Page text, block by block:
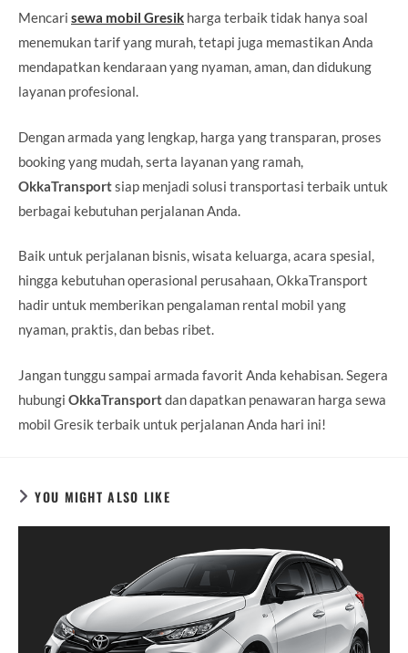
Mencari sewa mobil Gresik harga terbaik tidak hanya soal
menemukan tarif yang murah, tetapi juga memastikan Anda
mendapatkan kendaraan yang nyaman, aman, dan didukung
layanan profesional.
Dengan armada yang lengkap, harga yang transparan, proses
booking yang mudah, serta layanan yang ramah,
OkkaTransportsiap menjadi solusi transportasi terbaik untuk
berbagai kebutuhan perjalanan Anda.
Baik untuk perjalanan bisnis, wisata keluarga, acara spesial,
hingga kebutuhan operasional perusahaan, OkkaTransport
hadir untuk memberikan pengalaman rental mobil yang
nyaman, praktis, dan bebas ribet.
Jangan tunggu sampai armada favorit Anda kehabisan. Segera
hubungi OkkaTransportdan dapatkan penawaran harga sewa
mobil Gresik terbaik untuk perjalanan Anda hari ini!
YOU MIGHT ALSO LIKE